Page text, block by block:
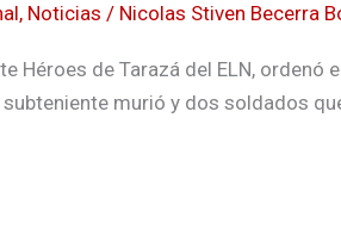
, Noticias / Nicolas Stiven Becerra
Héroes de Tarazá del ELN, ordenó
murió y dos soldados